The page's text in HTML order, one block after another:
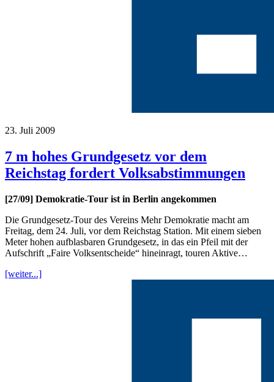
23. Juli 2009
7 m hohes Grundgesetz vor dem
Reichstag fordert Volksabstimmungen
[27/09] Demokratie-Tour ist in Berlin angekommen
Die Grundgesetz-Tour des Vereins Mehr Demokratie macht am
Freitag, dem 24. Juli, vor dem Reichstag Station. Mit einem sieben
Meter hohen aufblasbaren Grundgesetz, in das ein Pfeil mit der
Aufschrift „Faire Volksentscheide“ hineinragt, touren Aktive…
[weiter...]